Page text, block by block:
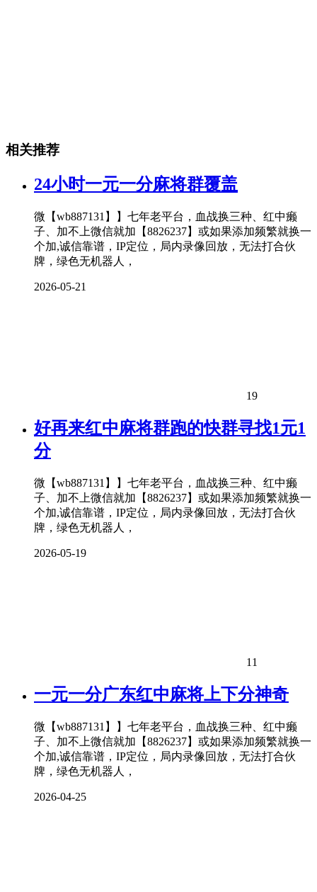
相关推荐
24小时一元一分麻将群覆盖
微【wb887131】】七年老平台，血战换三种、红中癞
子、加不上微信就加【8826237】或如果添加频繁就换一
个加,诚信靠谱，IP定位，局内录像回放，无法打合伙
牌，绿色无机器人，
2026-05-21
19
好再来红中麻将群跑的快群寻找1元1
分
微【wb887131】】七年老平台，血战换三种、红中癞
子、加不上微信就加【8826237】或如果添加频繁就换一
个加,诚信靠谱，IP定位，局内录像回放，无法打合伙
牌，绿色无机器人，
2026-05-19
11
一元一分广东红中麻将上下分神奇
微【wb887131】】七年老平台，血战换三种、红中癞
子、加不上微信就加【8826237】或如果添加频繁就换一
个加,诚信靠谱，IP定位，局内录像回放，无法打合伙
牌，绿色无机器人，
2026-04-25